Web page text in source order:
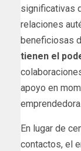
significativas
relaciones
beneficiosas
tienen el
apoyo en
emprendedora.
En lugar de
contactos, el